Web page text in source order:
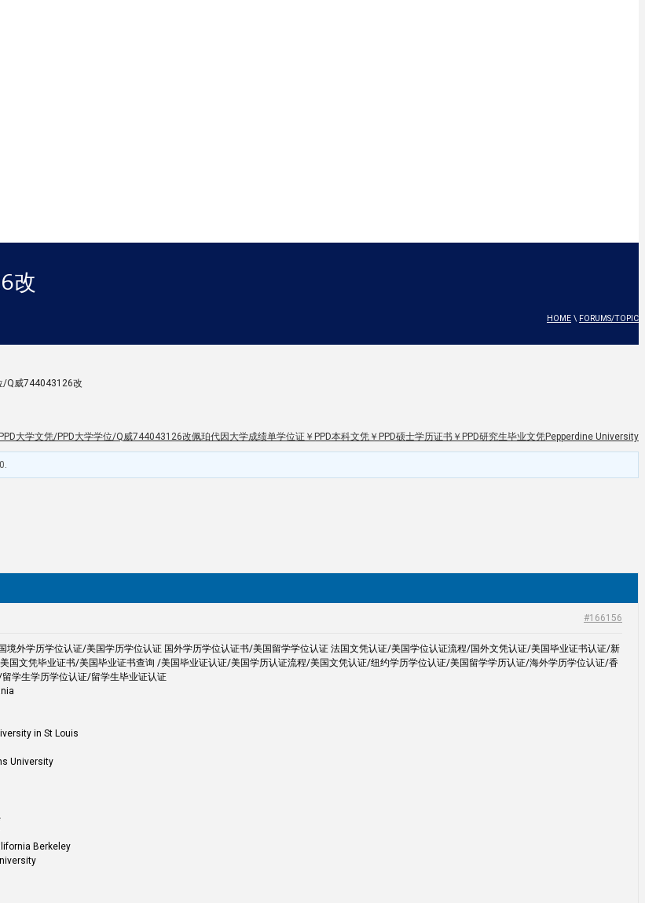
改
HOME \ FORUMS/TOPIC
/Q威744043126改
大学文凭/PPD大学学位/Q威744043126改佩珀代因大学成绩单学位证￥PPD本科文凭￥PPD硕士学历证书￥PPD研究生毕业文凭Pepperdine University
#166156
外学历学位认证/美国学历学位认证 国外学历学位认证书/美国留学学位认证 法国文凭认证/美国学位认证流程/国外文凭认证/美国毕业证书认证/新
国文凭毕业证书/美国毕业证书查询 /美国毕业证认证/美国学历认证流程/美国文凭认证/纽约学历学位认证/美国留学学历认证/海外学历学位认证/香
学生学历学位认证/留学生毕业证认证
in St Louis
University
Berkeley